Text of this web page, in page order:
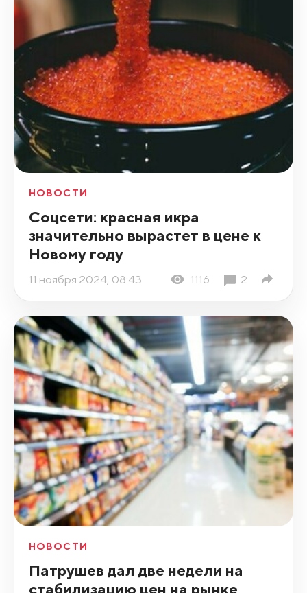
НОВОСТИ
Соцсети: красная икра
значительно вырастет в цене к
Новому году
11 ноября 2024, 08:43 1116 2
НОВОСТИ
Патрушев дал две недели на
стабилизацию цен на рынке